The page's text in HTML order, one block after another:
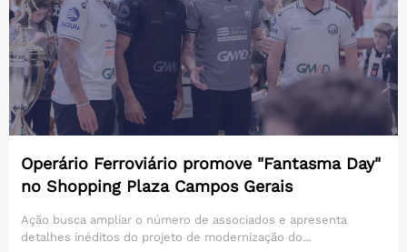
Operário Ferroviário promove "Fantasma Day"
no Shopping Plaza Campos Gerais
Ação busca ampliar o número de associados e apresenta
detalhes inéditos do projeto de modernização do...